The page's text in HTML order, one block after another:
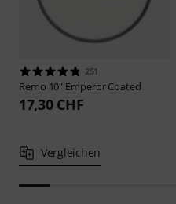
251
Remo 10" Emperor Coated
17,30 CHF
Vergleichen